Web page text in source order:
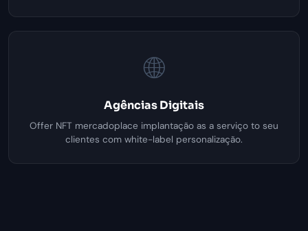
🌐
Agências Digitais
Offer NFT mercadoplace implantação as a serviço to seu
clientes com white-label personalização.